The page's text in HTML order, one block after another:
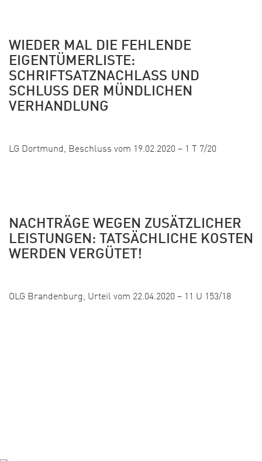
WIEDER MAL DIE FEHLENDE
EIGENTÜMERLISTE:
SCHRIFTSATZNACHLASS UND
SCHLUSS DER MÜNDLICHEN
VERHANDLUNG
LG Dortmund, Beschluss vom 19.02.2020 – 1 T 7/20
NACHTRÄGE WEGEN ZUSÄTZLICHER
LEISTUNGEN: TATSÄCHLICHE KOSTEN
WERDEN VERGÜTET!
OLG Brandenburg, Urteil vom 22.04.2020 – 11 U 153/18